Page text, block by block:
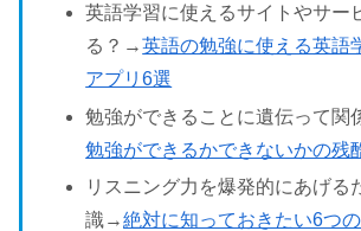
英語学習に使えるサイトやサー
る？→英語の勉強に使える英語
アプリ6選
勉強ができることに遺伝って関
勉強ができるかできないかの残
リスニング力を爆発的にあげる
識→絶対に知っておきたい6つ